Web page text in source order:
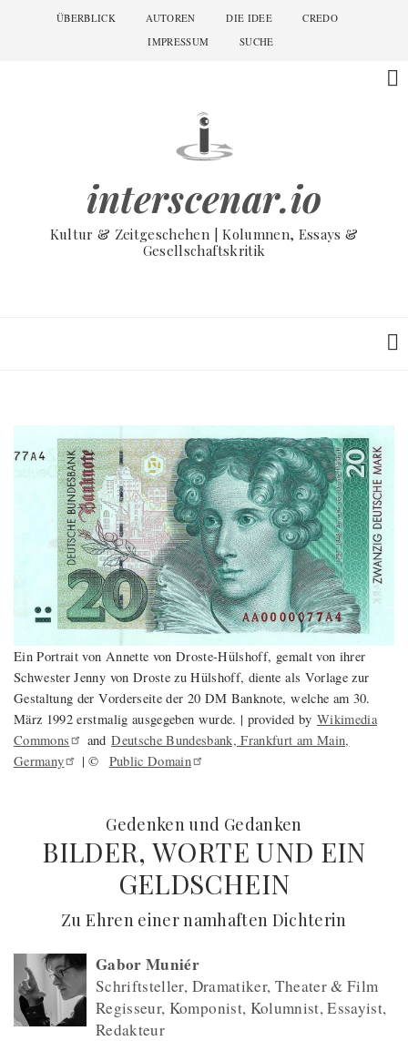
ÜBERBLICK AUTOREN DIE IDEE
CREDO
IMPRESSUM
SUCHE
interscenar.io
Kultur & Zeitgeschehen | Kolumnen, Essays &
Gesellschaftskritik
Ein Portrait von Annette von Droste-Hülshoff, gemalt von ihrer
Schwester Jenny von Droste zu Hülshoff, diente als Vorlage zur
Gestaltung der Vorderseite der 20 DM Banknote, welche am 30.
März 1992 erstmalig ausgegeben wurde. | provided by Wikimedia
Commons
andDeutsche Bundesbank, Frankfurt am Main,
Germany
| © Public Domain
Gedenken und Gedanken
BILDER, WORTE UND EIN
GELDSCHEIN
(
Zu Ehren einer namhaften Dichterin
Gabor Muniér
Schriftsteller, Dramatiker, Theater & Film
Regisseur, Komponist, Kolumnist, Essayist,
Redakteur